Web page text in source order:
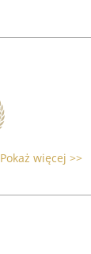
Pokaż więcej >>